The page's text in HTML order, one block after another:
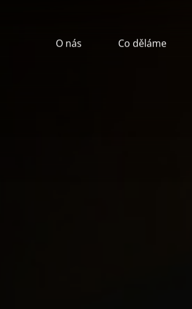
O nás Co děláme